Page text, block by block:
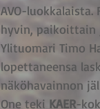
AVO-luokkalaista.
hyvin,
Ylituomari Timo
lopettaneensa
näköhavainnon
One teki KAER-